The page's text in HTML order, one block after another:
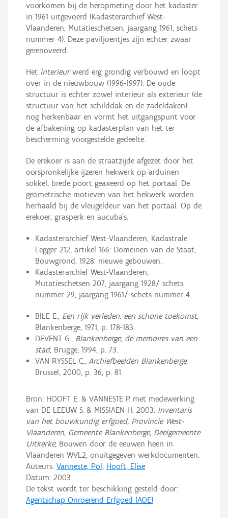
voorkomen bij de heropmeting door het kadaster
in 1961 uitgevoerd (Kadasterarchief West-
Vlaanderen, Mutatieschetsen, jaargang 1961, schets
nummer 4). Deze paviljoentjes zijn echter zwaar
gerenoveerd.
Het interieurwerd erg grondig verbouwd en loopt
over in de nieuwbouw (1996-1997). De oude
structuur is echter zowel interieur als exterieur (de
structuur van het schilddak en de zadeldaken)
nog herkenbaar en vormt het uitgangspunt voor
de afbakening op kadasterplan van het ter
bescherming voorgestelde gedeelte.
De erekoer is aan de straatzijde afgezet door het
oorspronkelijke ijzeren hekwerk op arduinen
sokkel, brede poort geaxeerd op het portaal. De
geometrische motieven van het hekwerk worden
herhaald bij de vleugeldeur van het portaal. Op de
erekoer, grasperk en aucuba's.
Kadasterarchief West-Vlaanderen, Kadastrale
Legger 212, artikel 166: Domeinen van de Staat,
Bouwgrond, 1928: nieuwe gebouwen.
Kadasterarchief West-Vlaanderen,
Mutatieschetsen 207, jaargang 1928/ schets
nummer 29, jaargang 1961/ schets nummer 4.
BILE E., Een rijk verleden, een schone toekomst,
Blankenberge, 1971, p. 178-183.
DEVENT G., Blankenberge, de memoires van een
stad, Brugge, 1994, p. 73.
VAN RYSSEL C., Archiefbeelden Blankenberge,
Brussel, 2000, p. 36, p. 81.
Bron: HOOFT E. & VANNESTE P. met medewerking
van DE LEEUW S. & MISSIAEN H. 2003: Inventaris
van het bouwkundig erfgoed, Provincie West-
Vlaanderen, Gemeente Blankenberge, Deelgemeente
Uitkerke, Bouwen door de eeuwen heen in
Vlaanderen WVL2, onuitgegeven werkdocumenten.
Auteurs: Vanneste, Pol; Hooft, Elise
Datum: 2003
De tekst wordt ter beschikking gesteld door:
Agentschap Onroerend Erfgoed (AOE)